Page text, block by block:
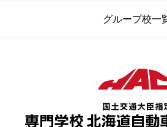
グループ校一